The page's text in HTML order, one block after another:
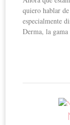
quiero hablar
especialmente
Derma, la gama